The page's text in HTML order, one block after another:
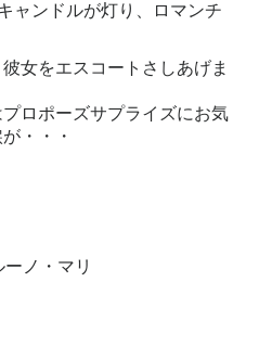
ャンドルが灯り、ロマンチ
女をエスコートさしあげま
ロポーズサプライズにお気
・・・
ノ・マリ